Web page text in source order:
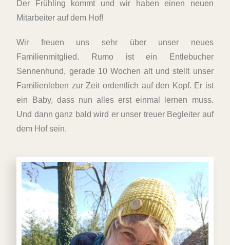
Der Frühling kommt und wir haben einen neuen
Mitarbeiter auf dem Hof!
Wir freuen uns sehr über unser neues
Familienmitglied. Rumo ist ein Entlebucher
Sennenhund, gerade 10 Wochen alt und stellt unser
Familienleben zur Zeit ordentlich auf den Kopf. Er ist
ein Baby, dass nun alles erst einmal lernen muss.
Und dann ganz bald wird er unser treuer Begleiter auf
dem Hof sein.